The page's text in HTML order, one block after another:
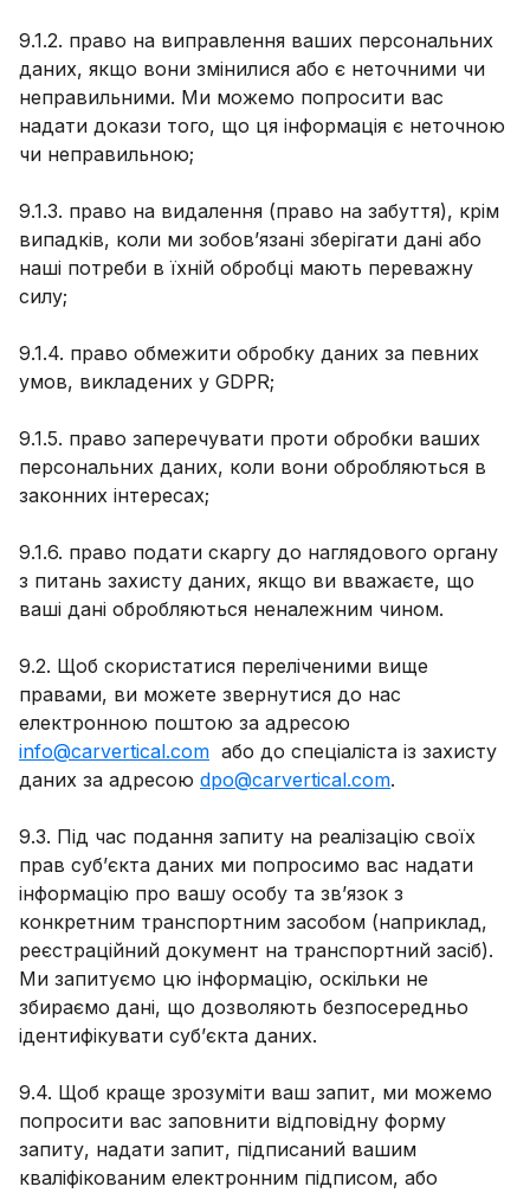
9.1.2. право на виправлення ваших персональних
даних, якщо вони змінилися або є неточними чи
неправильними. Ми можемо попросити вас
надати докази того, що ця інформація є неточною
чи неправильною;
9.1.3. право на видалення (право на забуття), крім
випадків, коли ми зобов’язані зберігати дані або
наші потреби в їхній обробці мають переважну
силу;
9.1.4. право обмежити обробку даних за певних
умов, викладених у GDPR;
9.1.5. право заперечувати проти обробки ваших
персональних даних, коли вони обробляються в
законних інтересах;
9.1.6. право подати скаргу до наглядового органу
з питань захисту даних, якщо ви вважаєте, що
ваші дані обробляються неналежним чином.
9.2. Щоб скористатися переліченими вище
правами, ви можете звернутися до нас
електронною поштою за адресою
info@carvertical.com або до спеціаліста із захисту
даних за адресою dpo@carvertical.com.
9.3. Під час подання запиту на реалізацію своїх
прав суб’єкта даних ми попросимо вас надати
інформацію про вашу особу та зв’язок з
конкретним транспортним засобом (наприклад,
реєстраційний документ на транспортний засіб).
Ми запитуємо цю інформацію, оскільки не
збираємо дані, що дозволяють безпосередньо
ідентифікувати суб’єкта даних.
9.4. Щоб краще зрозуміти ваш запит, ми можемо
попросити вас заповнити відповідну форму
запиту, надати запит, підписаний вашим
кваліфікованим електронним підписом, або